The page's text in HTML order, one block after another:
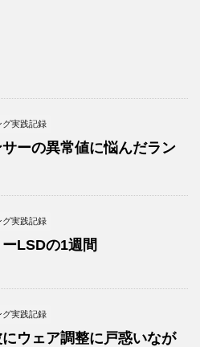
グ実践記録
ーの異常値に悩んだラン
グ実践記録
ーLSDの1週間
グ実践記録
ウェア調整に戸惑いなが